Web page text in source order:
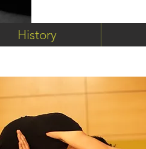
History